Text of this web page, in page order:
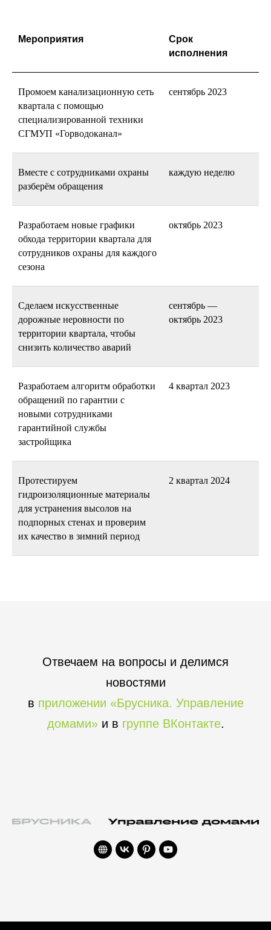
Мероприятия
Срок
исполнения
Промоем канализационную сеть
квартала с помощью
специализированной техники
СГМУП «Горводоканал»
сентябрь 2023
Вместе с сотрудниками охраны
разберём обращения
каждую неделю
Разработаем новые графики
обхода территории квартала для
сотрудников охраны для каждого
сезона
октябрь 2023
Сделаем искусственные
дорожные неровности по
территории квартала, чтобы
снизить количество аварий
сентябрь —
октябрь 2023
Разработаем алгоритм обработки
обращений по гарантии с
новыми сотрудниками
гарантийной службы
застройщика
4 квартал 2023
Протестируем
гидроизоляционные материалы
для устранения высолов на
подпорных стенах и проверим
их качество в зимний период
2 квартал 2024
Отвечаем на вопросы и делимся
новостями
в приложении «Брусника. Управление
домами» и в группе ВКонтакте.